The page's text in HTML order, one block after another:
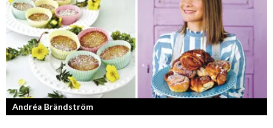
Andréa Brändström